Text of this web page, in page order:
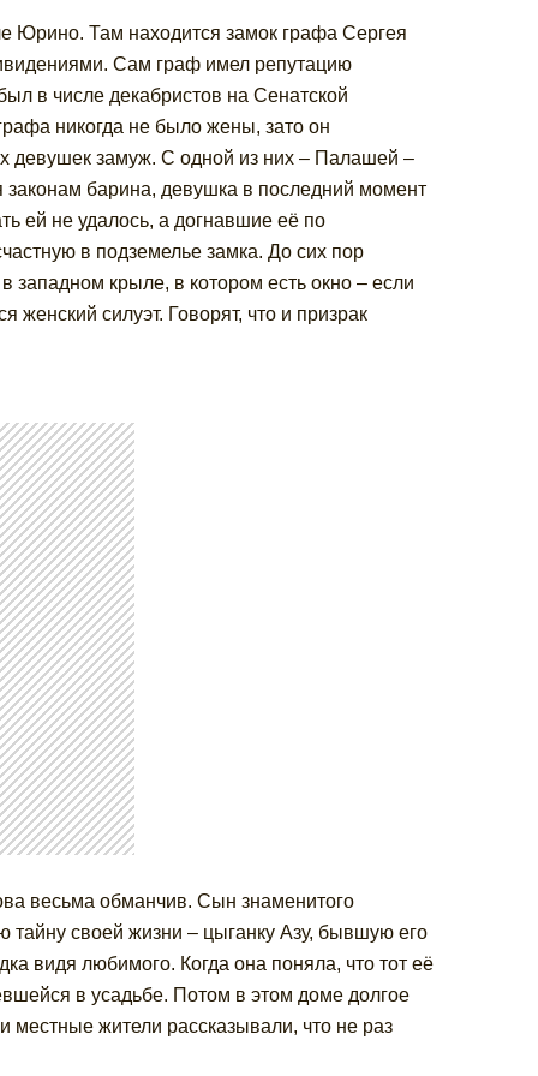
Юрино. Там находится замок графа Сергея
Сам граф имел репутацию
в числе декабристов на Сенатской
никогда не было жены, зато он
девушек замуж. С одной из них – Палашей –
барина, девушка в последний момент
ей не удалось, а догнавшие её по
в подземелье замка. До сих пор
западном крыле, в котором есть окно – если
женский силуэт. Говорят, что и призрак
весьма обманчив. Сын знаменитого
тайну своей жизни – цыганку Азу, бывшую его
видя любимого. Когда она поняла, что тот её
в усадьбе. Потом в этом доме долгое
местные жители рассказывали, что не раз